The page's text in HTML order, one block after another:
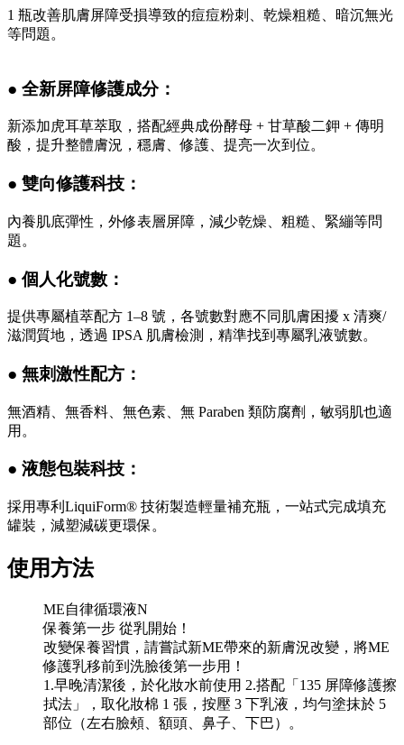
1 瓶改善肌膚屏障受損導致的痘痘粉刺、乾燥粗糙、暗沉無光
等問題。
● 全新屏障修護成分：
新添加虎耳草萃取，搭配經典成份酵母 + 甘草酸二鉀 + 傳明
酸，提升整體膚況，穩膚、修護、提亮一次到位。
● 雙向修護科技：
內養肌底彈性，外修表層屏障，減少乾燥、粗糙、緊繃等問
題。
● 個人化號數：
提供專屬植萃配方 1–8 號，各號數對應不同肌膚困擾 x 清爽/
滋潤質地，透過 IPSA 肌膚檢測，精準找到專屬乳液號數。
● 無刺激性配方：
無酒精、無香料、無色素、無 Paraben 類防腐劑，敏弱肌也適
用。
● 液態包裝科技：
採用專利LiquiForm® 技術製造輕量補充瓶，一站式完成填充
罐裝，減塑減碳更環保。
使用方法
ME自律循環液N
保養第一步 從乳開始！
改變保養習慣，請嘗試新ME帶來的新膚況改變，將ME
修護乳移前到洗臉後第一步用！
1.早晚清潔後，於化妝水前使用 2.搭配「135 屏障修護擦
拭法」，取化妝棉 1 張，按壓 3 下乳液，均勻塗抹於 5
部位（左右臉頰、額頭、鼻子、下巴）。